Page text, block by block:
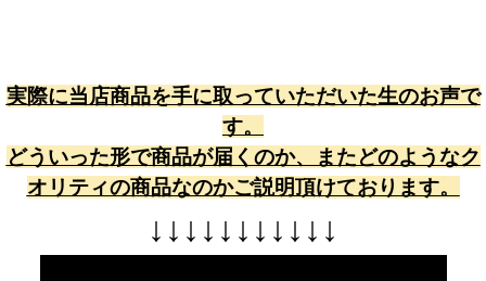
実際に当店商品を手に取っていただいた生のお声で
す。
どういった形で商品が届くのか、またどのようなク
オリティの商品なのかご説明頂けております。
↓ ↓ ↓ ↓ ↓ ↓ ↓ ↓ ↓ ↓ ↓